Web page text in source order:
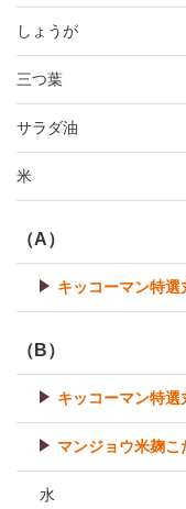
しょうが
三つ葉
サラダ油
米
（A）
キッコーマン特
（B）
キッコーマン特
マンジョウ米麹
水